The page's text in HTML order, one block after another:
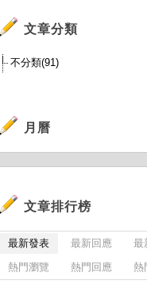
文章分類
不分類(91)
月曆
文章排行榜
最新發表 最新回應
最
熱門瀏覽
熱門回應 熱